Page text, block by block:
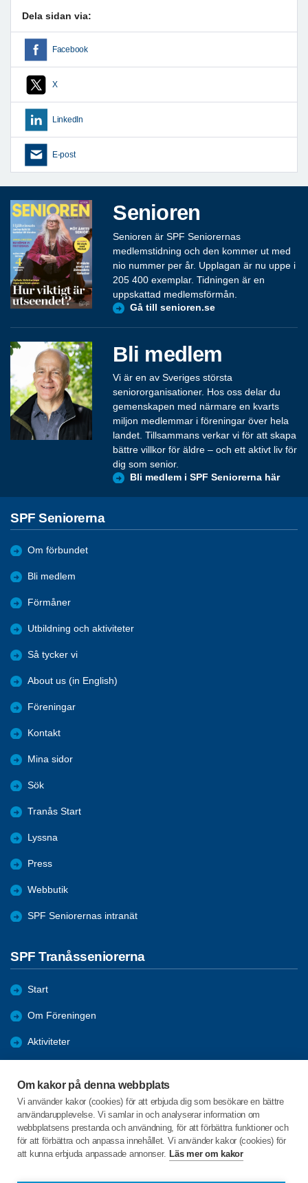
Om kakor på denna webbplats
Vi använder kakor (cookies) för att erbjuda dig som besökare en bättre
användarupplevelse. Vi samlar in och analyserar information om
webbplatsens prestanda och användning, för att förbättra funktioner och
för att förbättra och anpassa innehållet. Vi använder kakor (cookies) för
att kunna erbjuda anpassade annonser. Läs mer om kakor
Dela sidan via:
Facebook
X
LinkedIn
E-post
Senioren
Senioren är SPF Seniorernas
medlemstidning och den kommer ut med
nio nummer per år. Upplagan är nu uppe i
205 400 exemplar. Tidningen är en
uppskattad medlemsförmån.
Gå till senioren.se
Bli medlem
Vi är en av Sveriges största
seniororganisationer. Hos oss delar du
gemenskapen med närmare en kvarts
miljon medlemmar i föreningar över hela
landet. Tillsammans verkar vi för att skapa
bättre villkor för äldre – och ett aktivt liv för
dig som senior.
Bli medlem i SPF Seniorerna här
SPF Seniorerna
Om förbundet
Bli medlem
Förmåner
Utbildning och aktiviteter
Så tycker vi
About us (in English)
Föreningar
Kontakt
Mina sidor
Sök
Tranås Start
Lyssna
Press
Webbutik
SPF Seniorernas intranät
SPF Tranåsseniorerna
Start
Om Föreningen
Aktiviteter
Förmåner
Nyheter
C/o:Vanja Jonebring